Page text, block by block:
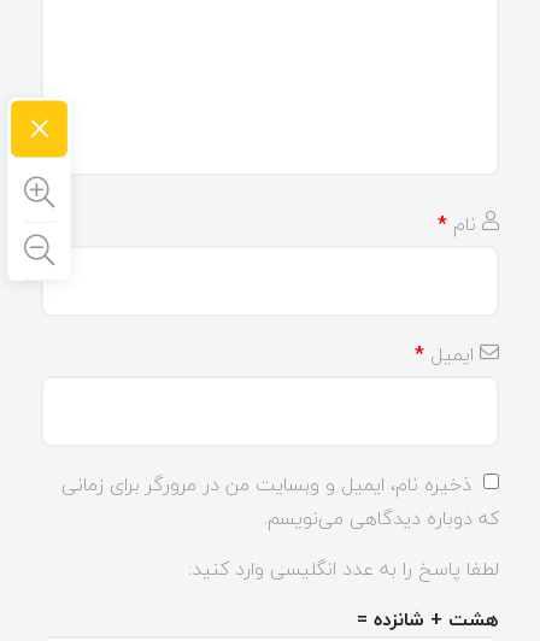
نام *
ایمیل *
ذخیره نام، ایمیل و وبسایت من در مرورگر برای زمانی
که دوباره دیدگاهی می‌نویسم.
لطفا پاسخ را به عدد انگلیسی وارد کنید:
هشت + شانزده =
×